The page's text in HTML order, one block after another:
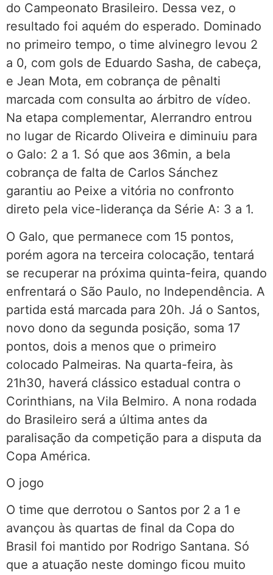
do Campeonato Brasileiro. Dessa vez, o
resultado foi aquém do esperado. Dominado
no primeiro tempo, o time alvinegro levou 2
a 0, com gols de Eduardo Sasha, de cabeça,
e Jean Mota, em cobrança de pênalti
marcada com consulta ao árbitro de vídeo.
Na etapa complementar, Alerrandro entrou
no lugar de Ricardo Oliveira e diminuiu para
o Galo: 2 a 1. Só que aos 36min, a bela
cobrança de falta de Carlos Sánchez
garantiu ao Peixe a vitória no confronto
direto pela vice-liderança da Série A: 3 a 1.
O Galo, que permanece com 15 pontos,
porém agora na terceira colocação, tentará
se recuperar na próxima quinta-feira, quando
enfrentará o São Paulo, no Independência. A
partida está marcada para 20h. Já o Santos,
novo dono da segunda posição, soma 17
pontos, dois a menos que o primeiro
colocado Palmeiras. Na quarta-feira, às
21h30, haverá clássico estadual contra o
Corinthians, na Vila Belmiro. A nona rodada
do Brasileiro será a última antes da
paralisação da competição para a disputa da
Copa América.
O jogo
O time que derrotou o Santos por 2 a 1 e
avançou às quartas de final da Copa do
Brasil foi mantido por Rodrigo Santana. Só
que a atuação neste domingo ficou muito